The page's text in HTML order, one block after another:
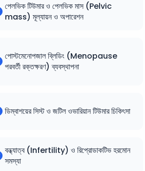
পেলভিক টিউমার ও পেলভিক মাস (Pelvic
mass) মূল্যায়ন ও অপারেশন
পোস্টমেনোপজাল ব্লিডিং (Menopause
পরবর্তী রক্তক্ষরণ) ব্যবস্থাপনা
ডিম্বাশয়ের সিস্ট ও জটিল ওভারিয়ান টিউমার চিকিৎসা
বন্ধ্যাত্ব (Infertility) ও রিপ্রোডাকটিভ হরমোন
সমস্যা